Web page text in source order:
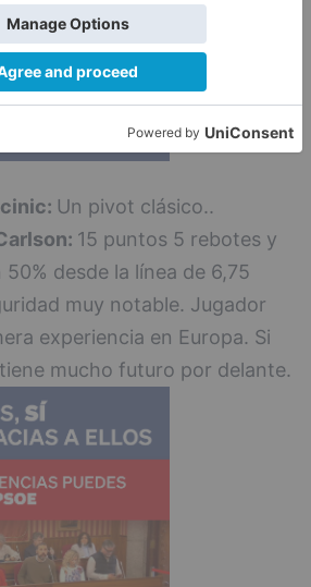
Un pivot clásico..
15 puntos 5 rebotes y
desde la línea de 6,75
muy notable. Jugador
experiencia en Europa. Si
mucho futuro por delante.